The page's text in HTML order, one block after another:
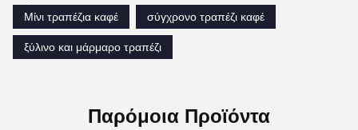
Μίνι τραπέζια καφέ
σύγχρονο τραπέζι καφέ
ξύλινο και μάρμαρο τραπέζι
Παρόμοια Προϊόντα